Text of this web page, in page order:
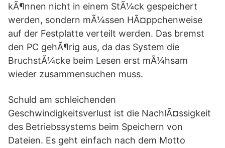
kÃ¶nnen nicht in einem StÃ¼ck gespeichert
werden, sondern mÃ¼ssen HÃ¤ppchenweise
auf der Festplatte verteilt werden. Das bremst
den PC gehÃ¶rig aus, da das System die
BruchstÃ¼cke beim Lesen erst mÃ¼hsam
wieder zusammensuchen muss.
Schuld am schleichenden
Geschwindigkeitsverlust ist die NachlÃ¤ssigkeit
des Betriebssystems beim Speichern von
Dateien. Es geht einfach nach dem Motto